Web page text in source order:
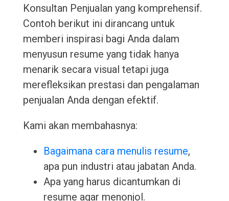
Konsultan Penjualan yang komprehensif.
Contoh berikut ini dirancang untuk
memberi inspirasi bagi Anda dalam
menyusun resume yang tidak hanya
menarik secara visual tetapi juga
merefleksikan prestasi dan pengalaman
penjualan Anda dengan efektif.
Kami akan membahasnya:
Bagaimana cara menulis resume,
apa pun industri atau jabatan Anda.
Apa yang harus dicantumkan di
resume agar menonjol.